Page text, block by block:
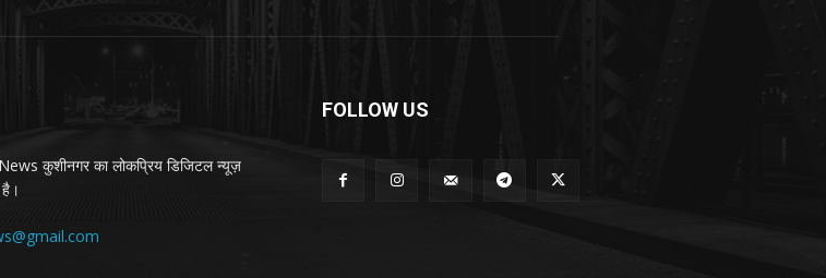
कुशीनगर का लोकप्रिय डिजिटल न्यूज़
FOLLOW US